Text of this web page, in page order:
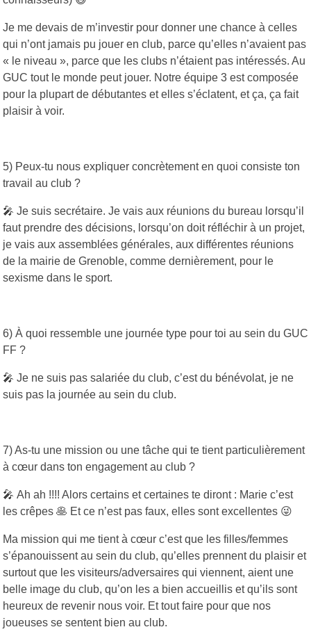
Je me devais de m’investir pour donner une chance à celles
qui n’ont jamais pu jouer en club, parce qu’elles n’avaient pas
« le niveau », parce que les clubs n’étaient pas intéressés. Au
GUC tout le monde peut jouer. Notre équipe 3 est composée
pour la plupart de débutantes et elles s’éclatent, et ça, ça fait
plaisir à voir.
5) Peux-tu nous expliquer concrètement en quoi consiste ton
travail au club ?
🎤 Je suis secrétaire. Je vais aux réunions du bureau lorsqu’il
faut prendre des décisions, lorsqu’on doit réfléchir à un projet,
je vais aux assemblées générales, aux différentes réunions
de la mairie de Grenoble, comme dernièrement, pour le
sexisme dans le sport.
6) À quoi ressemble une journée type pour toi au sein du GUC
FF ?
🎤 Je ne suis pas salariée du club, c’est du bénévolat, je ne
suis pas la journée au sein du club.
7) As-tu une mission ou une tâche qui te tient particulièrement
à cœur dans ton engagement au club ?
🎤 Ah ah !!!! Alors certains et certaines te diront : Marie c’est
les crêpes 🥞 Et ce n’est pas faux, elles sont excellentes 😜
Ma mission qui me tient à cœur c’est que les filles/femmes
s’épanouissent au sein du club, qu’elles prennent du plaisir et
surtout que les visiteurs/adversaires qui viennent, aient une
belle image du club, qu’on les a bien accueillis et qu’ils sont
heureux de revenir nous voir. Et tout faire pour que nos
joueuses se sentent bien au club.